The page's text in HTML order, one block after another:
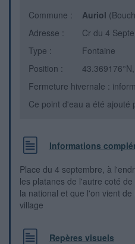
Commune : Auriol
Adresse :
Cr du 4
Type :
Fontaine
Position :
Fermeture hivernale :
Ce point d'eau a été ajouté
Informations
Place du 4 septembre, à
les platanes de l'autre coté
la national et que l'on vient
village
Repères visuels